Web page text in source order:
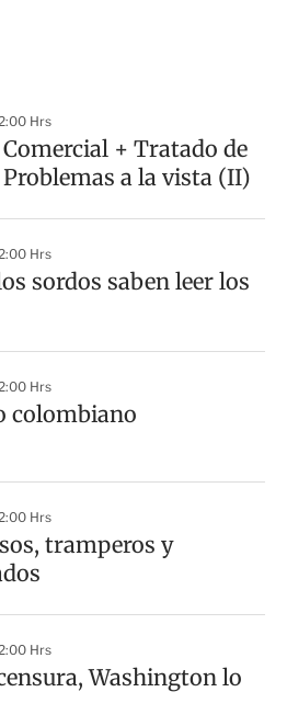
Hrs
+ Tratado de
a la vista (II)
Hrs
sordos saben leer los
Hrs
colombiano
Hrs
tramperos y
Hrs
Washington lo